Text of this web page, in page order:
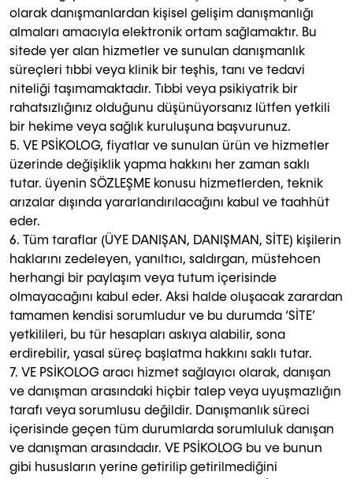
olarak danışmanlardan kişisel gelişim danışmanlığı
almaları amacıyla elektronik ortam sağlamaktır. Bu
sitede yer alan hizmetler ve sunulan danışmanlık
süreçleri tıbbi veya klinik bir teşhis, tanı ve tedavi
niteliği taşımamaktadır. Tıbbi veya psikiyatrik bir
rahatsızlığınız olduğunu düşünüyorsanız lütfen yetkili
bir hekime veya sağlık kuruluşuna başvurunuz.
5. VE PSİKOLOG, fiyatlar ve sunulan ürün ve hizmetler
üzerinde değişiklik yapma hakkını her zaman saklı
tutar. üyenin SÖZLEŞME konusu hizmetlerden, teknik
arızalar dışında yararlandırılacağını kabul ve taahhüt
eder.
6. Tüm taraflar (ÜYE DANIŞAN, DANIŞMAN, SİTE) kişilerin
haklarını zedeleyen, yanıltıcı, saldırgan, müstehcen
herhangi bir paylaşım veya tutum içerisinde
olmayacağını kabul eder. Aksi halde oluşacak zarardan
tamamen kendisi sorumludur ve bu durumda ‘SİTE’
yetkilileri, bu tür hesapları askıya alabilir, sona
erdirebilir, yasal süreç başlatma hakkını saklı tutar.
7. VE PSİKOLOG aracı hizmet sağlayıcı olarak, danışan
ve danışman arasındaki hiçbir talep veya uyuşmazlığın
tarafı veya sorumlusu değildir. Danışmanlık süreci
içerisinde geçen tüm durumlarda sorumluluk danışan
ve danışman arasındadır. VE PSİKOLOG bu ve bunun
gibi hususların yerine getirilip getirilmediğini